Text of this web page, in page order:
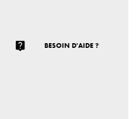
BESOIN D'AIDE ?